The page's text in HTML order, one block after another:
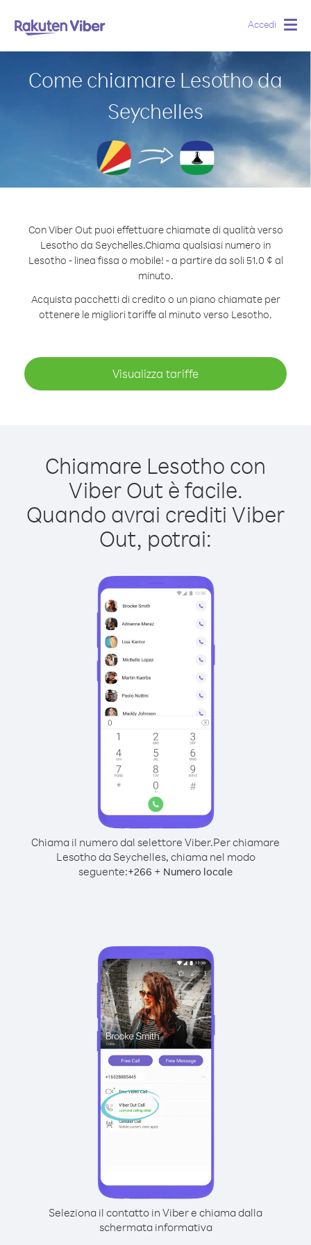
Accedi
Come chiamare Lesotho da
Seychelles
Con Viber Out puoi effettuare chiamate di qualità verso
Lesotho da Seychelles.Chiama qualsiasi numero in
Lesotho - linea fissa o mobile! - a partire da soli 51.0 ¢ al
minuto.
Acquista pacchetti di credito o un piano chiamate per
ottenere le migliori tariffe al minuto verso Lesotho.
Visualizza tariffe
Chiamare Lesotho con
Viber Out è facile.
Quando avrai crediti Viber
Out, potrai:
Chiama il numero dal selettore Viber.Per chiamare
Lesotho da Seychelles, chiama nel modo
seguente:+266 + Numero locale
Seleziona il contatto in Viber e chiama dalla
schermata informativa